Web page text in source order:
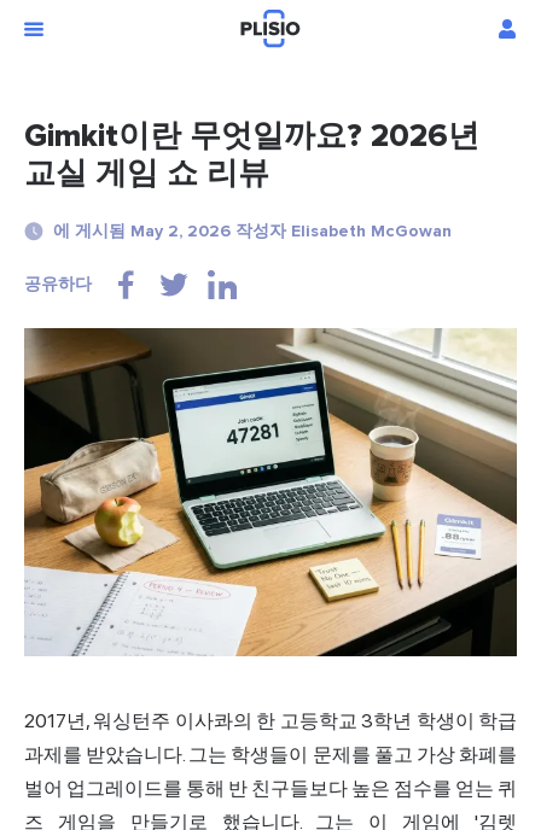
Gimkit이란 무엇일까요? 2026년
교실 게임 쇼 리뷰
에 게시됨 May 2, 2026 작성자 Elisabeth McGowan
공유하다
2017년, 워싱턴주 이사콰의 한 고등학교 3학년 학생이 학급
과제를 받았습니다. 그는 학생들이 문제를 풀고 가상 화폐를
벌어 업그레이드를 통해 반 친구들보다 높은 점수를 얻는 퀴
즈 게임을 만들기로 했습니다. 그는 이 게임에 '김렛